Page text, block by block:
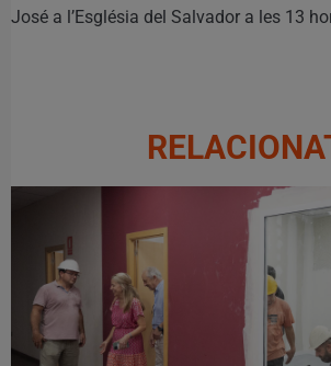
José a l’Església del Salvador a les 13